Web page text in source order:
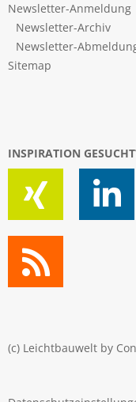
Newsletter-Anmeldung
Newsletter-Archiv
Newsletter-
Sitemap
INSPIRATION
(c) Leichtbauwelt by